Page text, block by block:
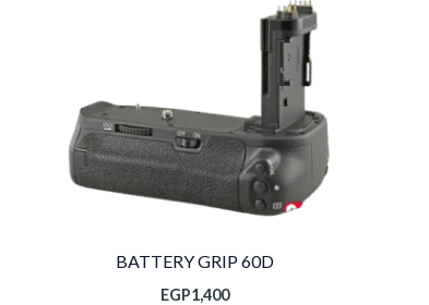
BATTERY GRIP 60D
EGP1,400